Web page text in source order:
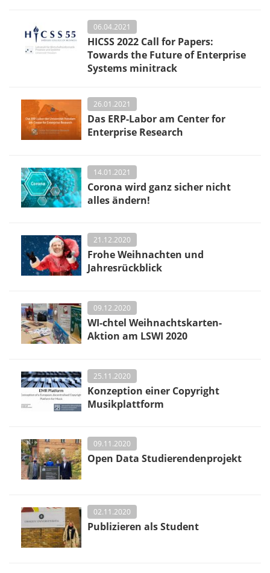
06.04.2021
HICSS 2022 Call for Papers:
Towards the Future of Enterprise
Systems minitrack
26.01.2021
Das ERP-Labor am Center for
Enterprise Research
14.01.2021
Corona wird ganz sicher nicht
alles ändern!
21.12.2020
Frohe Weihnachten und
Jahresrückblick
09.12.2020
WI-chtel Weihnachtskarten-
Aktion am LSWI 2020
25.11.2020
Konzeption einer Copyright
Musikplattform
09.11.2020
Open Data Studierendenprojekt
02.11.2020
Publizieren als Student